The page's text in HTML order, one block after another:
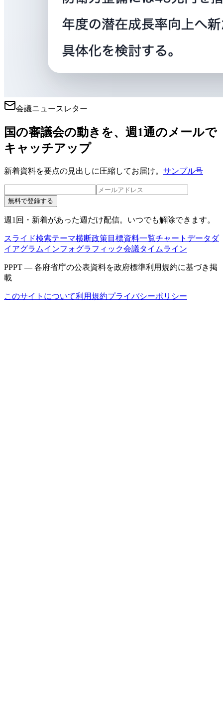
会議ニュースレター
国の審議会の動きを、週1通のメールで
キャッチアップ
新着資料を要点の見出しに圧縮してお届け。 サンプル号
無料で登録する
週1回・新着があった週だけ配信。いつでも解除できます。
スライド検索テーマ横断政策目標資料一覧チャートデータ ダ
イアグラムインフォグラフィック会議タイムライン
PPPT — 各府省庁の公表資料を政府標準利用規約に基づき掲
載
このサイトについて利用規約プライバシーポリシー